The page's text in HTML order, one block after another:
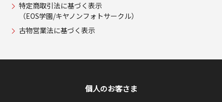
特定商取引法に基づく表示
（EOS学園/キヤノンフォトサークル）
古物営業法に基づく表示
個人のお客さま